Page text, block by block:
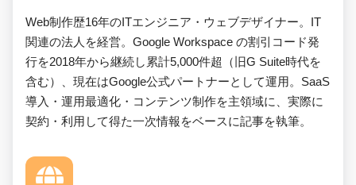
Web制作歴16年のITエンジニア・ウェブデザイナー。IT
関連の法人を経営。Google Workspace の割引コード発
行を2018年から継続し累計5,000件超（旧G Suite時代を
含む）、現在はGoogle公式パートナーとして運用。SaaS
導入・運用最適化・コンテンツ制作を主領域に、実際に
契約・利用して得た一次情報をベースに記事を執筆。